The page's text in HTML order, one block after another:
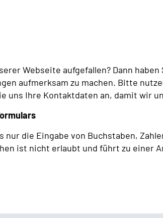
Webseite aufgefallen? Dann
aufmerksam zu machen. Bitte
uns Ihre Kontaktdaten an, damit wir
nur die Eingabe von Buchstaben,
ist nicht erlaubt und führt zu einer